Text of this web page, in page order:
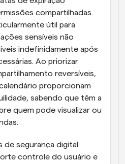
compartilhadas.
útil para
sensíveis não
indefinidamente após
Ao priorizar
reversíveis,
proporcionam
sabendo que têm a
quem pode visualizar ou
de segurança digital
controle do usuário e